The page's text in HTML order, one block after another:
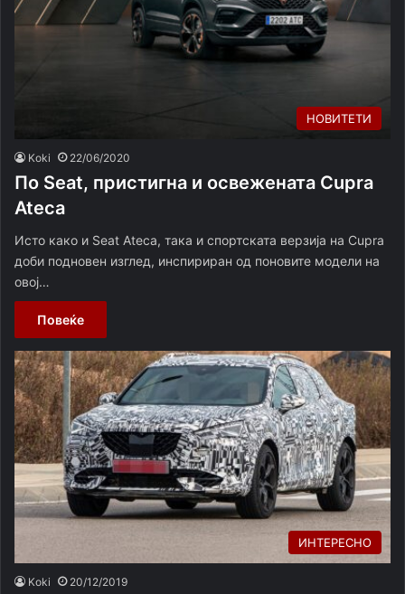
НОВИТЕТИ
Koki 22/06/2020
По Seat, пристигна и освежената Cupra
Ateca
Исто како и Seat Ateca, така и спортската верзија на Cupra
доби подновен изглед, инспириран од поновите модели на
овој…
Повеќе
ИНТЕРЕСНО
Koki 20/12/2019